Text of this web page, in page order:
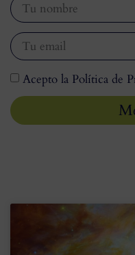
Acepto la Política de